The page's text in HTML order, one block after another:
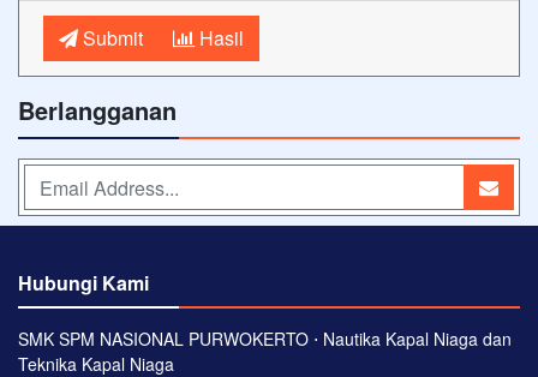
Submit Hasil
Berlangganan
Hubungi Kami
SMK SPM NASIONAL PURWOKERTO ⋅ Nautika Kapal Niaga dan
Teknika Kapal Niaga